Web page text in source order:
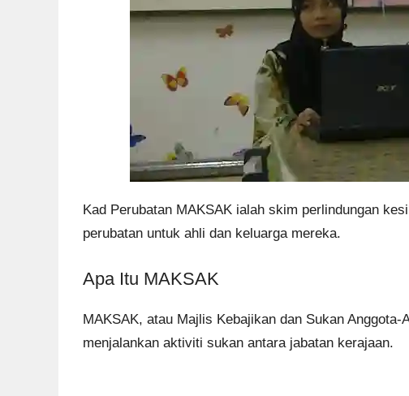
Kad Perubatan MAKSAK ialah skim perlindungan
perubatan untuk ahli dan keluarga mereka.
Apa Itu MAKSAK
MAKSAK, atau Majlis Kebajikan dan Sukan
menjalankan aktiviti sukan antara jabatan kerajaan.